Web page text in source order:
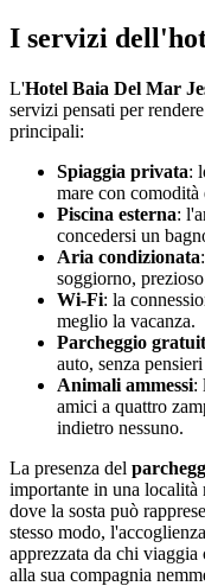
I servizi
L'Hotel Baia Del Mar
servizi pensati per
principali:
Spiaggia privata:
mare con comodità
Piscina esterna:
concedersi un
Aria condizionata
soggiorno,
Wi-Fi: la
meglio la vacanza.
Parcheggio
auto, senza
Animali ammessi:
amici a quattro
indietro nessuno.
La presenza del
importante in una località
dove la sosta può
stesso modo,
apprezzata da chi
alla sua compagnia